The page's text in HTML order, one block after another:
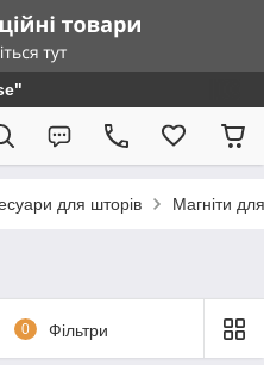
для шторів Магніти
0 Фільтри